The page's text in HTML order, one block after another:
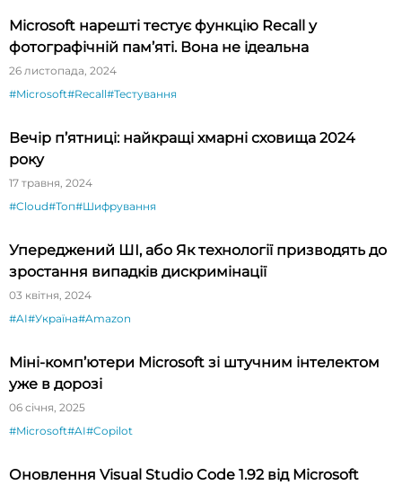
Microsoft нарешті тестує функцію Recall у
фотографічній пам’яті. Вона не ідеальна
26 листопада, 2024
#Microsoft#Recall#Тестування
Вечір п’ятниці: найкращі хмарні сховища 2024
року
17 травня, 2024
#Cloud#Топ#Шифрування
Упереджений ШІ, або Як технології призводять до
зростання випадків дискримінації
03 квітня, 2024
#AI#Україна#Amazon
Міні-комп’ютери Microsoft зі штучним інтелектом
уже в дорозі
06 січня, 2025
#Microsoft#AI#Copilot
Оновлення Visual Studio Code 1.92 від Microsoft